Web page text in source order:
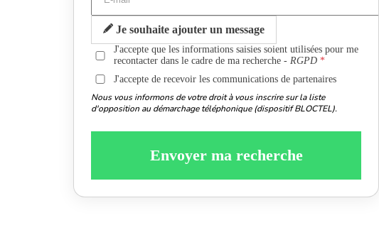
Je souhaite ajouter un message
J'accepte que les informations saisies soient utilisées pour me
recontacter dans le cadre de ma recherche -RGPD
J'accepte de recevoir les communications de partenaires
Nous vous informons de votre droit à vous inscrire sur la liste
d'opposition au démarchage téléphonique (dispositif BLOCTEL).
Envoyer ma recherche